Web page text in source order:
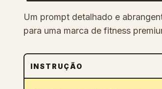
Um prompt detalhado e
para uma marca de fitness
INSTRUÇÃO